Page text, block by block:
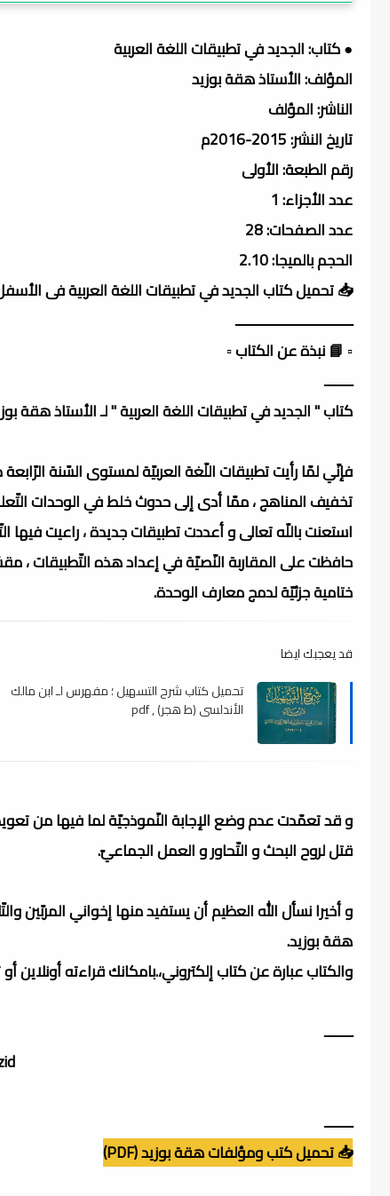
● كتاب: الجديد في تطبيقات اللغة العربية
المؤلف: الأستاذ هقة بوزيد
الناشر: المؤلف
تاريخ النشر: 2015-2016م
رقم الطبعة: الأولى
عدد الأجزاء: 1
عدد الصفحات: 28
الحجم بالميجا: 2.10
📥 تحميل كتاب الجديد في تطبيقات اللغة العربية فى
ـــــــــــــــــــــــــــــــــ
▫️ 📘 نبذة عن الكتاب ▫️
ــــــــ
كتاب " الجديد في تطبيقات اللغة العربية " لـ الأستاذ هقة
فإنّي لمّا رأيت تطبيقات اللّغة العربيّة لمستوى السّنة
تخفيف المناهج ، ممّا أدى إلى حدوث خلط في الوحدات
استعنت باللّه تعالى و أعددت تطبيقات جديدة ، راعيت فيها
حافظت على المقاربة النّصيّة في إعداد هذه التّطبيقات ،
ختامية جزئيّة لدمج معارف الوحدة.
قد يعجبك ايضا
تحميل كتاب شرح التسهيل ؛ مفهرس لـ ابن مالك
الأندلسي (ط هجر) , pdf
و قد تعمّدت عدم وضع الإجابة النّموذجيّة لما فيها من
قتل لروح البحث و التّحاور و العمل الجماعيّ.
و أخيرا نسأل الله العظيم أن يستفيد منها إخواني المربّين
هقة بوزيد.
والكتاب عبارة عن كتاب إلكتروني،.بامكانك قراءته
ــــــــ
ــــــــ
📥 تحميل كتب ومؤلفات هقة بوزيد (PDF)